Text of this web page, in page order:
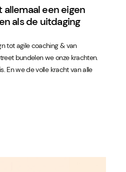
een eigen
als de uitdaging
tot agile coaching & van
bundelen we onze krachten.
En we de volle kracht van alle